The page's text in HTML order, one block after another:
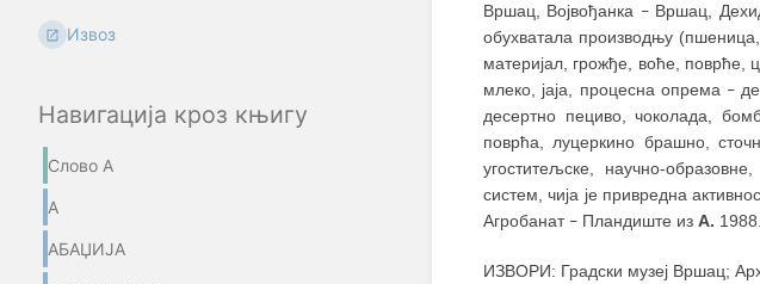
Извоз
Навигација кроз књигу
Слово А
А
АБАЏИЈA
Вршац, Војвођанка –Вршац,
обухватала производњу
материјал, грожђе, воће, поврће,
млеко, јаја, процесна опрема –
десертно пециво, чоколада,
поврћа, луцеркино брашно,
угоститељске, научно-
систем, чија је привредна
Агробанат – Пландиште из А.
ИЗВОРИ: Градски музеј Вршац;